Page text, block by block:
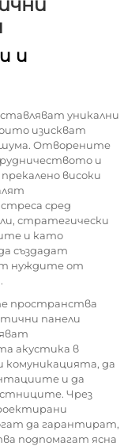
и
уникални
изискват
шума. Отворените
и
високи
сред
стратегически
и като
създадат
нуждите от
пространства
панели
акустика в
комуникацията, да
и да
Чрез
да гарантират,
подпомагат ясна